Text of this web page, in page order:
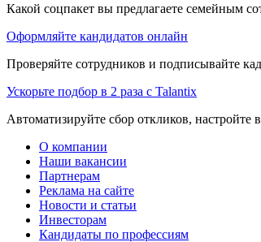
Какой соцпакет вы предлагаете семейным
Оформляйте кандидатов онлайн
Проверяйте сотрудников и подписывайте
Ускорьте подбор в 2 раза с Talantix
Автоматизируйте сбор откликов, настройте
О компании
Наши вакансии
Партнерам
Реклама на сайте
Новости и статьи
Инвесторам
Кандидаты по профессиям